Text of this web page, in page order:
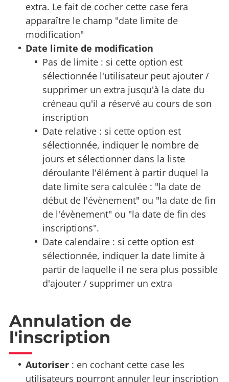
extra. Le fait de cocher cette case fera
apparaître le champ "date limite de
modification"
Date limite de modification
Pas de limite : si cette option est
sélectionnée l'utilisateur peut ajouter /
supprimer un extra jusqu'à la date du
créneau qu'il a réservé au cours de son
inscription
Date relative : si cette option est
sélectionnée, indiquer le nombre de
jours et sélectionner dans la liste
déroulante l'élément à partir duquel la
date limite sera calculée : "la date de
début de l'évènement" ou "la date de fin
de l'évènement" ou "la date de fin des
inscriptions".
Date calendaire : si cette option est
sélectionnée, indiquer la date limite à
partir de laquelle il ne sera plus possible
d'ajouter / supprimer un extra
Annulation de
l'inscription
Autoriser : en cochant cette case les
utilisateurs pourront annuler leur inscription